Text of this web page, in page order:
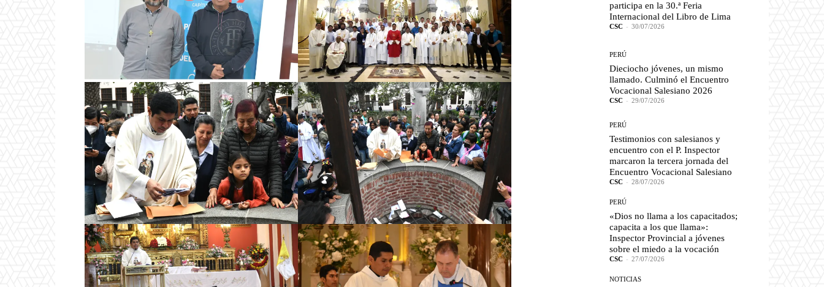
participa en la 30.ª Feria
Internacional del Libro de Lima
CSC - 30/07/2026
PERÚ
Dieciocho jóvenes, un mismo
llamado. Culminó el Encuentro
Vocacional Salesiano 2026
CSC - 29/07/2026
PERÚ
Testimonios con salesianos y
encuentro con el P. Inspector
marcaron la tercera jornada del
Encuentro Vocacional Salesiano
CSC - 28/07/2026
PERÚ
«Dios no llama a los capacitados;
capacita a los que llama»:
Inspector Provincial a jóvenes
sobre el miedo a la vocación
CSC - 27/07/2026
NOTICIAS